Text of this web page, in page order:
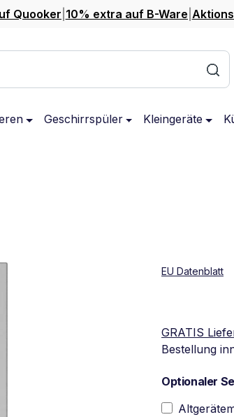
Quooker 10% extra auf B-Ware
Geschirrspüler Kleingeräte
EU Datenblatt
GRATIS
Bestellung
Optionaler